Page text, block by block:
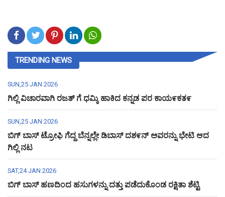
TRENDING NEWS
SUN,25 JAN 2026
ಗಿಲ್ಲಿ ವಿಚಾರವಾಗಿ ರಜತ್ ಗೆ ಧಮ್ಕಿ ಹಾಕಿದ ಕನ್ನಡ ಪರ ಕಾಯ೯ಕತ೯
SUN,25 JAN 2026
ಬಿಗ್ ಬಾಸ್ ಟ್ರೋಫಿ ಗೆದ್ದ ಬೆನ್ನಲ್ಲೇ ಡಿಬಾಸ್ ದಶ೯ನ್ ಅವರನ್ನು ಭೇಟಿ ಆದ
ಗಿಲ್ಲಿ ನಟ
SAT,24 JAN 2026
ಬಿಗ್ ಬಾಸ್ ಹಣದಿಂದ ಹಸುಗಳನ್ನು ದತ್ತು ಪಡೆದುಕೊಂಡ ರಕ್ಷಿತಾ ಶೆಟ್ಟಿ